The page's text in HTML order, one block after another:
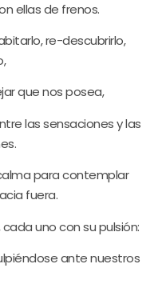
ellas de frenos.
re-descubrirlo,
que nos posea,
las sensaciones y las
para contemplar
fuera.
uno con su pulsión:
ante nuestros